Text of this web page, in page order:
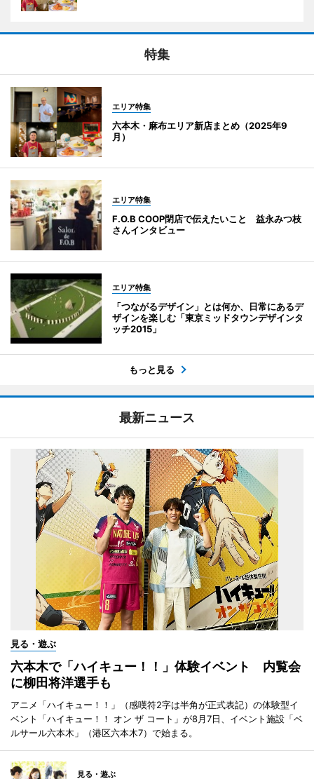
特集
エリア特集
六本木・麻布エリア新店まとめ（2025年9
月）
エリア特集
F.O.B COOP閉店で伝えたいこと 益永みつ枝
さんインタビュー
エリア特集
「つながるデザイン」とは何か、日常にあるデ
ザインを楽しむ「東京ミッドタウンデザインタ
ッチ2015」
もっと見る
最新ニュース
見る・遊ぶ
六本木で「ハイキュー！！」体験イベント 内覧会
に柳田将洋選手も
アニメ「ハイキュー！！」（感嘆符2字は半角が正式表記）の体験型イ
ベント「ハイキュー！！ オン ザ コート」が8月7日、イベント施設「ベ
ルサール六本木」（港区六本木7）で始まる。
見る・遊ぶ